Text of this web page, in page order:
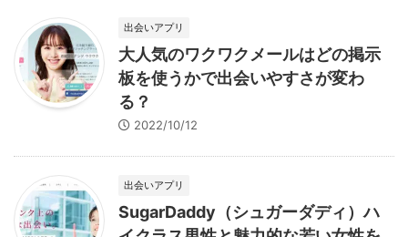
出会いアプリ
大人気のワクワクメールはどの掲示
板を使うかで出会いやすさが変わ
る？
2022/10/12
出会いアプリ
SugarDaddy（シュガーダディ）ハ